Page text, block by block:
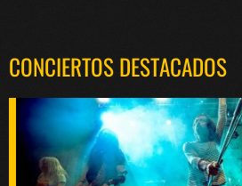
CONCIERTOS DESTACADOS